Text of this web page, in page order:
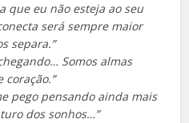
que eu não esteja ao seu
será sempre maior
separa.”
Somos almas
coração.”
pego pensando ainda mais
dos sonhos…”